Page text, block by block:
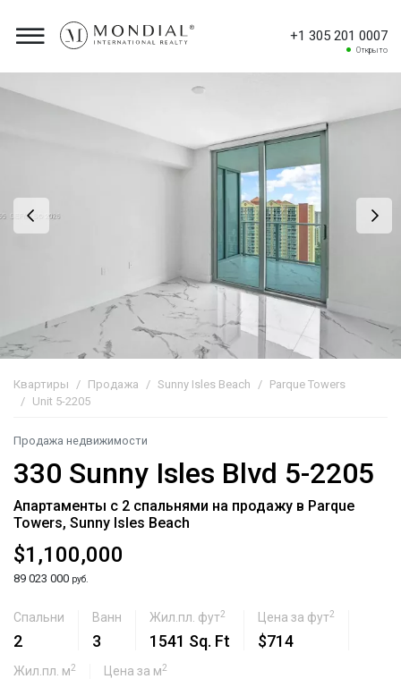
+1 305 201 0007
Открыто
Квартиры Продажа Sunny Isles Beach
Parque Towers
Unit 5-2205
Продажа недвижимости
330 Sunny Isles Blvd 5-2205
Апартаменты с 2 спальнями на продажу в Parque
Towers, Sunny Isles Beach
$1,100,000
89 023 000 руб.
Спальни
2
Ванн
3
Жил.пл. фут2
1541 Sq. Ft
Цена за фут2
$714
Жил.пл. м2 Цена за м2